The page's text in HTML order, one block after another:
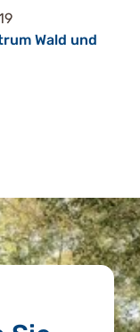
Wald und